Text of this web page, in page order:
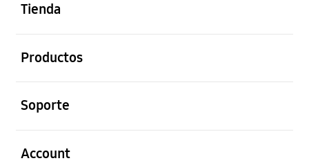
Tienda
Productos
Soporte
Account